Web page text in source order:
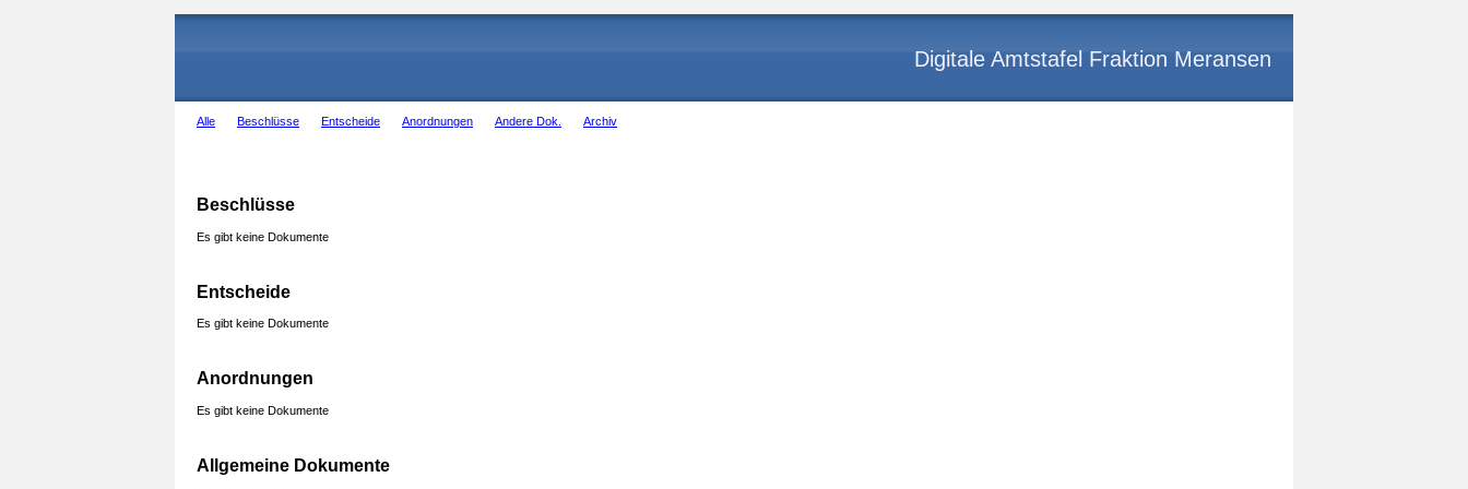
Digitale Amtstafel Fraktion Meransen
Alle Beschlüsse Entscheide Anordnungen Andere Dok. Archiv
Beschlüsse
Es gibt keine Dokumente
Entscheide
Es gibt keine Dokumente
Anordnungen
Es gibt keine Dokumente
Allgemeine Dokumente